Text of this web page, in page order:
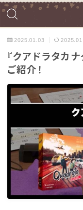
2025.01.03
『クアドラタカ
ご紹介！